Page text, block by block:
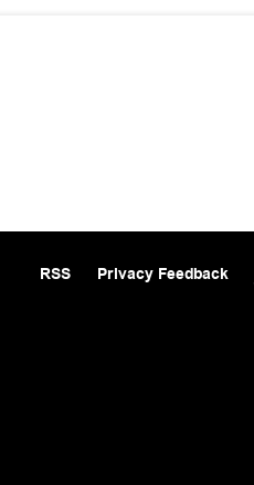
Privacy Feedback
RSS